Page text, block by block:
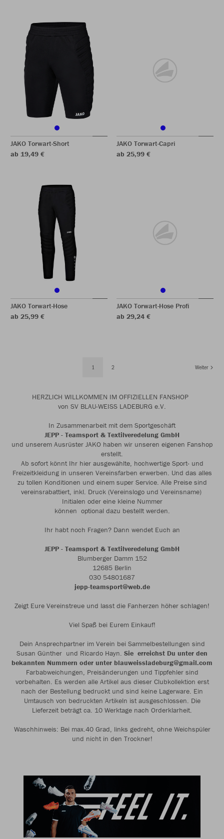
JAKO Torwart-Short
ab 19,49 €
JAKO Torwart-Capri
ab 25,99 €
JAKO Torwart-Hose
ab 25,99 €
JAKO Torwart-Hose Profi
ab 29,24 €
1 2 Weiter
HERZLICH WILLKOMMEN IM OFFIZIELLEN FANSHOP
von SV BLAU-WEISS LADEBURG e.V.
In Zusammenarbeit mit dem Sportgeschäft
JEPP - Teamsport & Textilveredelung GmbH
und unserem Ausrüster JAKO haben wir unseren eigenen Fanshop
erstellt.
Ab sofort könnt Ihr hier ausgewählte, hochwertige Sport- und
Freizeitkleidung in unseren Vereinsfarben erwerben. Und das alles
zu tollen Konditionen und einem super Service. Alle Preise sind
vereinsrabattiert, inkl. Druck (Vereinslogo und Vereinsname)
Initialen oder eine kleine Nummer
können optional dazu bestellt werden.
Ihr habt noch Fragen? Dann wendet Euch an
JEPP - Teamsport & Textilveredelung GmbH
Blumberger Damm 152
12685 Berlin
030 54801687
jepp-teamsport@web.de
Zeigt Eure Vereinstreue und lasst die Fanherzen höher schlagen!
Viel Spaß bei Eurem Einkauf!
Dein Ansprechpartner im Verein bei Sammelbestellungen sind
Susan Günther und Ricardo Hayn. Sie erreichst Du unter den
bekannten Nummern oder unter blauweissladeburg@gmail.com
Farbabweichungen, Preisänderungen und Tippfehler sind
vorbehalten. Es werden alle Artikel aus dieser Clubkollektion erst
nach der Bestellung bedruckt und sind keine Lagerware. Ein
Umtausch von bedruckten Artikeln ist ausgeschlossen. Die
Lieferzeit beträgt ca. 10 Werktage nach Orderklarheit.
Waschhinweis: Bei max.40 Grad, links gedreht, ohne Weichspüler
und nicht in den Trockner!